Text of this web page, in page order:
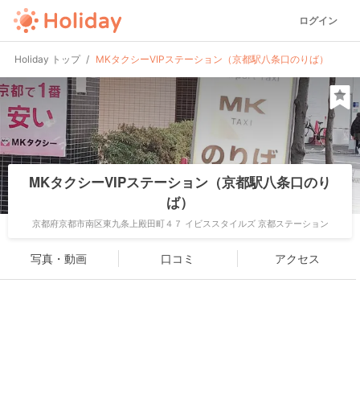
ログイン
Holiday トップ MKタクシーVIPステーション（京都駅八条口のりば）
MKタクシーVIPステーション（京都駅八条口のり
ば）
京都府京都市南区東九条上殿田町４７ イビススタイルズ 京都ステーション
写真・動画 口コミ アクセス